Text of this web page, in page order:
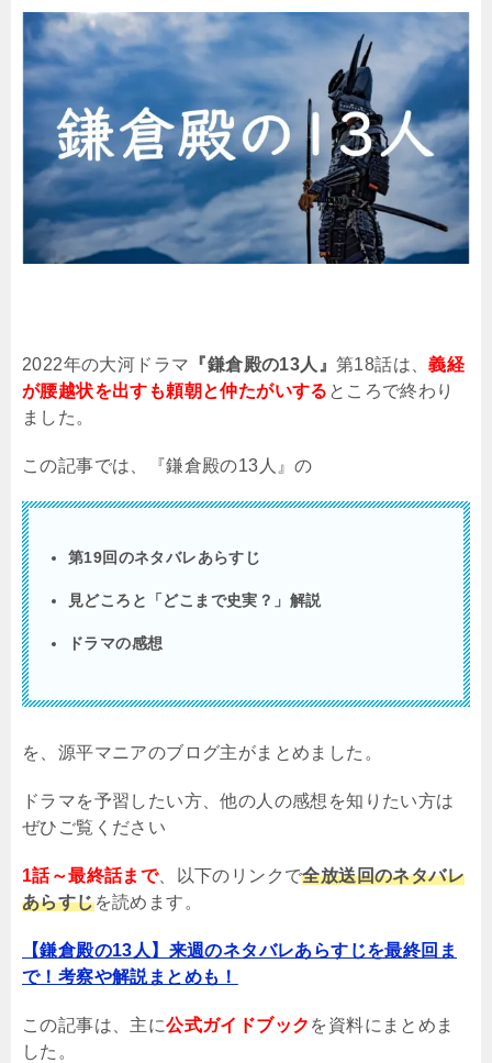
2022年の大河ドラマ 『鎌倉殿の13人』第18話は、義経
が腰越状を出すも頼朝と仲たがいする ところで終わり
ました。
この記事では、『鎌倉殿の13 人』の
第19回のネタバレあらすじ
見どころと「どこまで史実？」解説
ドラマの感想
を、源平マニアのブログ主がまとめました。
ドラマを予習したい方、他の人の感想を知りたい方は
ぜひご覧ください
1話～最終話まで、以下のリンクで全放送回のネタバレ
あらすじを読めます。
【鎌倉殿の13人】来週のネタバレあらすじを最終回ま
で！考察や解説まとめも！
この記事は、主に公式ガイドブック を資料にまとめま
した。